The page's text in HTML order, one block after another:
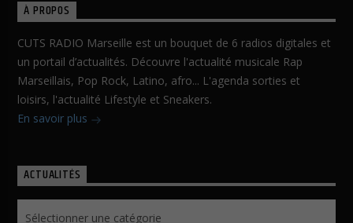
À PROPOS
CUTS RADIO Marseille est un bouquet de 6 radios digitales et
un portail d’actualités. Découvre l'actualité musicale Rap
Marseillais, Pop Rock, Latino, afro... L'agenda sorties et
loisirs, l'actualité Lifestyle et Sneakers.
En savoir plus
ACTUALITÉS